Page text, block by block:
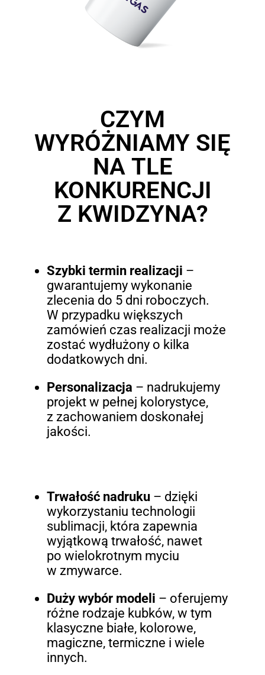
CZYM
WYRÓŻNIAMY SIĘ
NA TLE
KONKURENCJI
Z KWIDZYNA?
Szybki termin realizacji –
gwarantujemy wykonanie
zlecenia do 5 dni roboczych.
W przypadku większych
zamówień czas realizacji może
zostać wydłużony o kilka
dodatkowych dni.
Personalizacja – nadrukujemy
projekt w pełnej kolorystyce,
z zachowaniem doskonałej
jakości.
Trwałość nadruku– dzięki
wykorzystaniu technologii
sublimacji, która zapewnia
wyjątkową trwałość, nawet
po wielokrotnym myciu
w zmywarce.
Duży wybór modeli – oferujemy
różne rodzaje kubków, w tym
klasyczne białe, kolorowe,
magiczne, termiczne i wiele
innych.